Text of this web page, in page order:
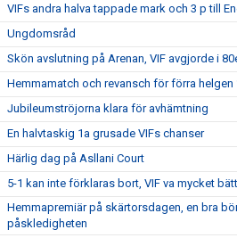
VIFs andra halva tappade mark och 3 p till
Ungdomsråd
Skön avslutning på Arenan, VIF avgjorde i
Hemmamatch och revansch för förra helgen
Jubileumströjorna klara för avhämtning
En halvtaskig 1a grusade VIFs chanser
Härlig dag på Asllani Court
5-1 kan inte förklaras bort, VIF va mycket
Hemmapremiär på skärtorsdagen, en bra
påskledigheten